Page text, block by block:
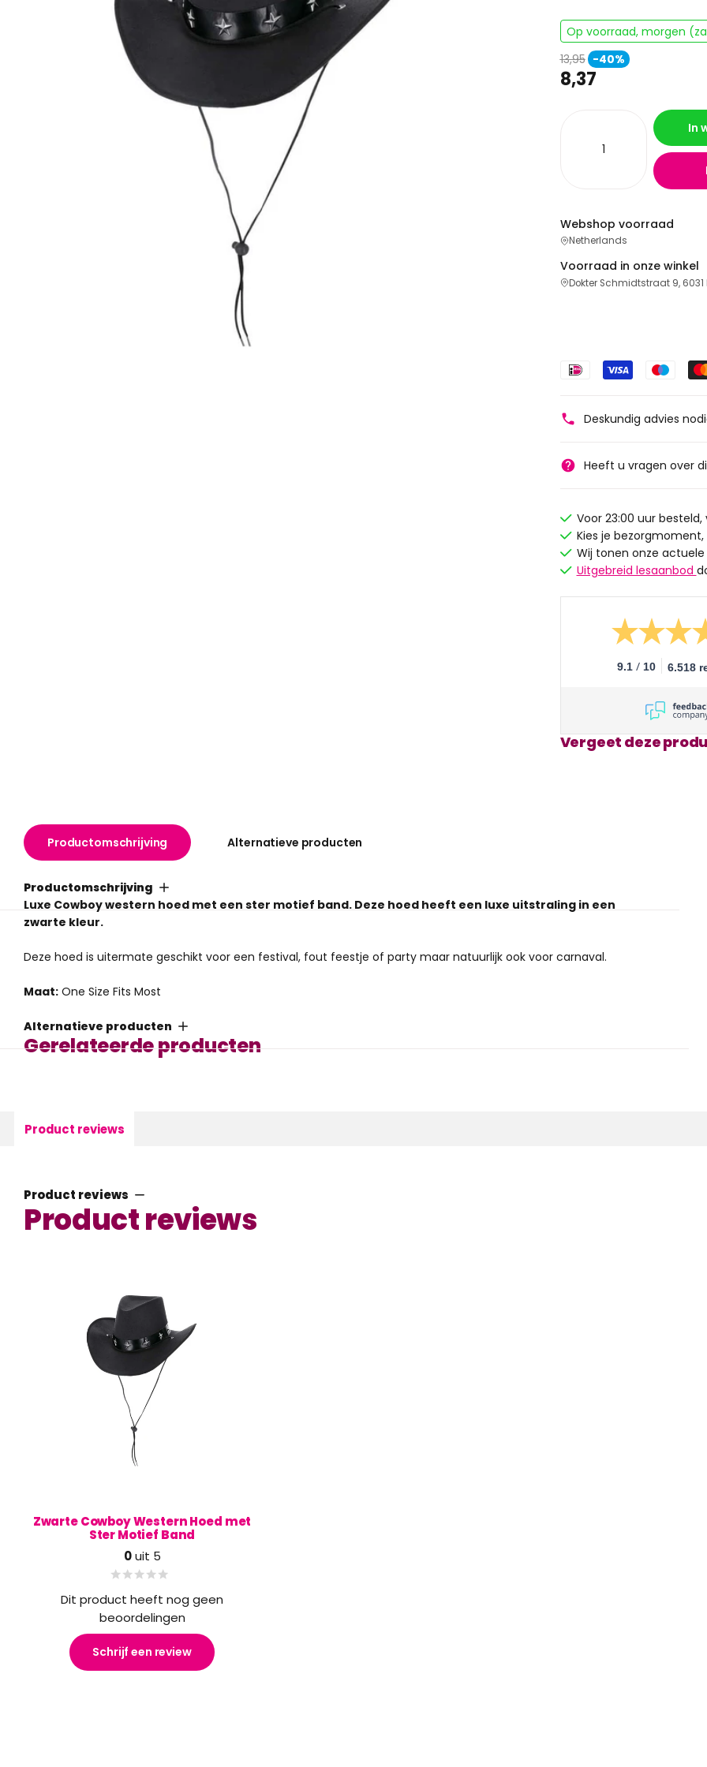
Op voorraad, morgen
13,95 -40%
8,37
In
Webshop voorraad
Netherlands
Voorraad in onze winkel
Dokter Schmidtstraat 9, 6031
Deskundig advies
Heeft u vragen over
Voor 23:00 uur
Kies je
Wij tonen onze
Uitgebreid lesaanbod
9.1 / 10 6.518
Vergeet deze
Productomschrijving Alternatieve producten
Productomschrijving
Luxe Cowboy western hoed met een ster motief band. Deze hoed heeft een luxe uitstraling in een
zwarte kleur.
Deze hoed is uitermate geschikt voor een festival, fout feestje of party maar natuurlijk ook voor carnaval.
Maat: One Size Fits Most
Alternatieve producten
Gerelateerde producten
Product reviews
Product reviews
Product reviews
Zwarte Cowboy Western Hoed met
Ster Motief Band
0uit 5
Dit product heeft nog geen
beoordelingen
Schrijf een review